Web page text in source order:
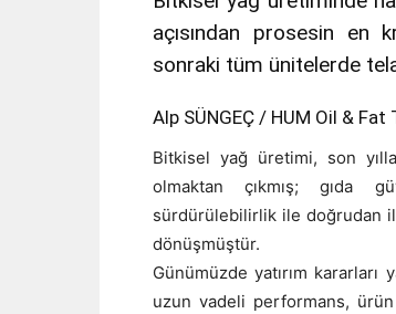
açısından prosesin en
sonraki tüm ünitelerde
Alp SÜNGEÇ / HUM Oil &
Bitkisel yağ üretimi, son
olmaktan çıkmış; gıda
sürdürülebilirlik ile doğrudan
dönüşmüştür.
Günümüzde yatırım
uzun vadeli performans,